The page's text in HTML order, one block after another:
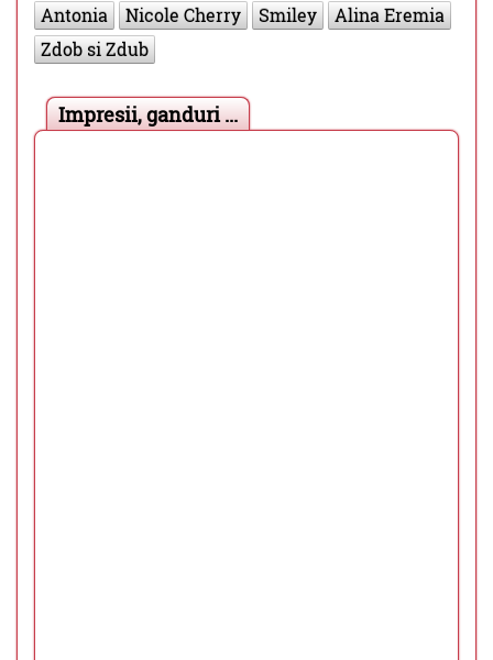
Antonia
Nicole Cherry Smiley
Alina Eremia
Zdob si Zdub
Impresii, ganduri ...